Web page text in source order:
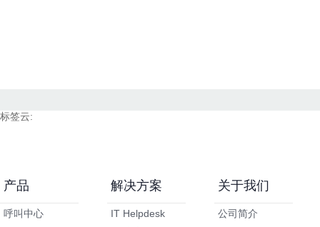
标签云:
产品
呼叫中心
解决方案
IT Helpdesk
关于我们
公司简介